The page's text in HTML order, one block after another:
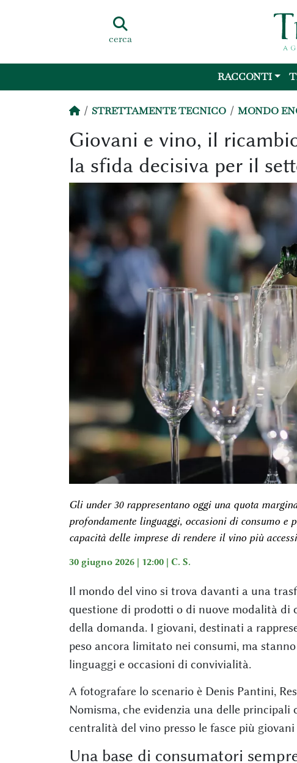
cerca
RACCONTI
STRETTAMENTE TECNICO MONDO
Giovani e vino, il
la sfida decisiva per il
Gli under 30 rappresentano oggi una quota
profondamente linguaggi, occasioni di consumo e
capacità delle imprese di rendere il vino più
30 giugno 2026 | 12:00 | C. S.
Il mondo del vino si trova davanti a una
questione di prodotti o di nuove modalità di
della domanda. I giovani, destinati a
peso ancora limitato nei consumi, ma
linguaggi e occasioni di convivialità.
A fotografare lo scenario è Denis Pantini,
Nomisma, che evidenzia una delle
centralità del vino presso le fasce più
Una base di consumatori